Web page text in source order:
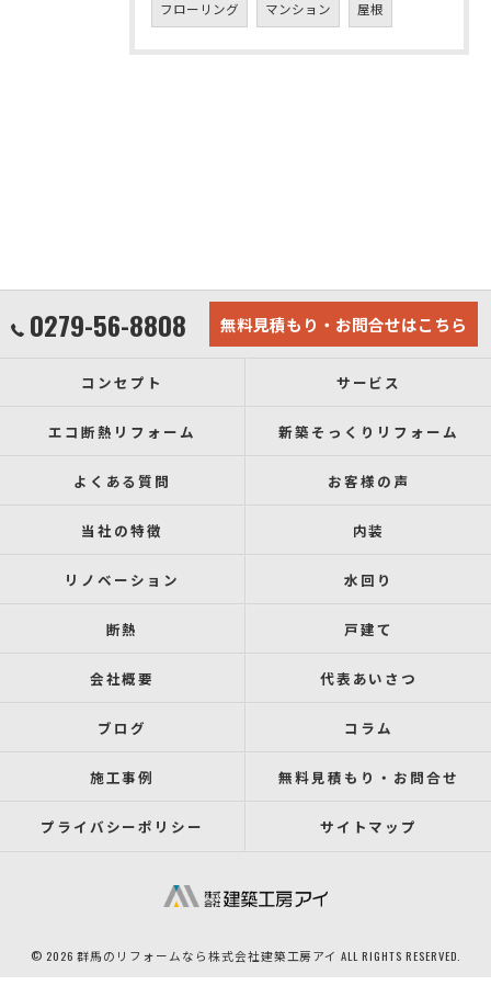
フローリング マンション 屋根
0279-56-8808 無料見積もり・お問合せはこちら
コンセプト サービス
エコ断熱リフォーム 新築そっくりリフォーム
よくある質問 お客様の声
当社の特徴 内装
リノベーション 水回り
断熱 戸建て
会社概要 代表あいさつ
ブログ コラム
施工事例 無料見積もり・お問合せ
プライバシーポリシー サイトマップ
© 2026 群馬のリフォームなら株式会社建築工房アイ ALL RIGHTS RESERVED.